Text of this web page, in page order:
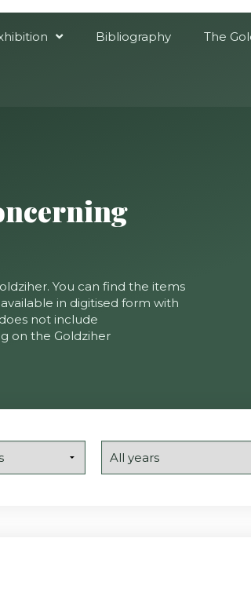
Bibliography The
You can find the items
in digitised form with
not include
on the Goldziher